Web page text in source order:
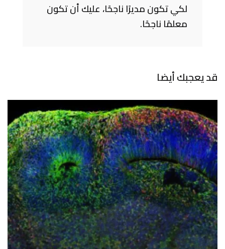
لكي تكون مديرًا ناجحًا، عليك أن تكون
معلمًا ناجحًا.
قد يعجبك أيضا